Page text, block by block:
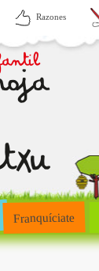
Razones
Franquíciate